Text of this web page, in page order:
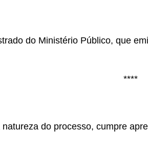
do Ministério Público, que
****
do processo, cumpre